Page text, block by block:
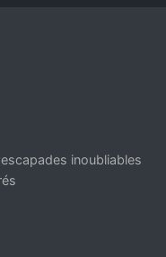
inoubliables